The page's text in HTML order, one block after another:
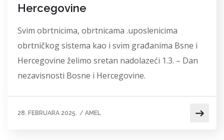
Hercegovine
Svim obrtnicima, obrtnicama .uposlenicima
obrtničkog sistema kao i svim građanima Bsne i
Hercegovine želimo sretan nadolazeći 1.3. – Dan
nezavisnosti Bosne i Hercegovine.
28. FEBRUARA 2025. / AMEL